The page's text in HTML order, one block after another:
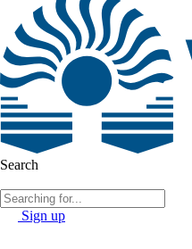
Search
Sign up